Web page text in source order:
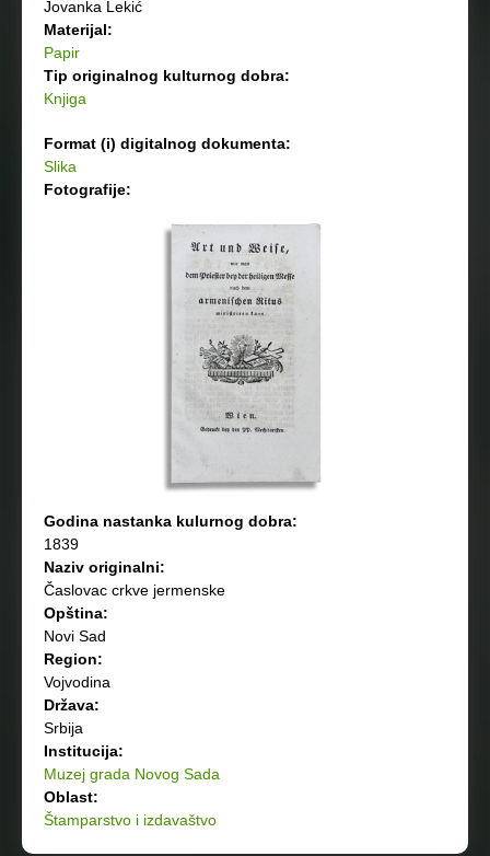
Jovanka Lekić
Materijal:
Papir
Tip originalnog kulturnog dobra:
Knjiga
Format (i) digitalnog dokumenta:
Slika
Fotografije:
Godina nastanka kulurnog dobra:
1839
Naziv originalni:
Časlovac crkve jermenske
Opština:
Novi Sad
Region:
Vojvodina
Država:
Srbija
Institucija:
Muzej grada Novog Sada
Oblast:
Štamparstvo i izdavaštvo